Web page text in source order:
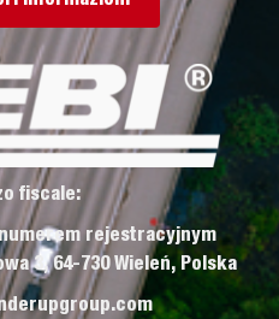
fiscale:
rejestracyjnym
3, 64-730 Wieleń, Polska